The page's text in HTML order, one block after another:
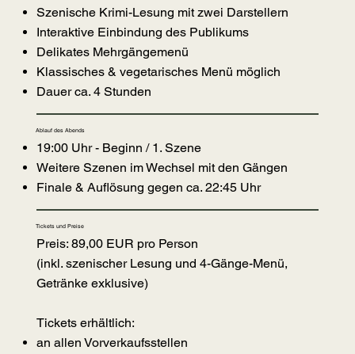
Szenische Krimi-Lesung mit zwei Darstellern
Interaktive Einbindung des Publikums
Delikates Mehrgängemenü
Klassisches & vegetarisches Menü möglich
Dauer ca. 4 Stunden
Ablauf des Abends
19:00 Uhr - Beginn / 1. Szene
Weitere Szenen im Wechsel mit den Gängen
Finale & Auflösung gegen ca. 22:45 Uhr
Tickets und Preise
Preis: 89,00 EUR pro Person
(inkl. szenischer Lesung und 4-Gänge-Menü,
Getränke exklusive)
Tickets erhältlich:
an allen Vorverkaufsstellen